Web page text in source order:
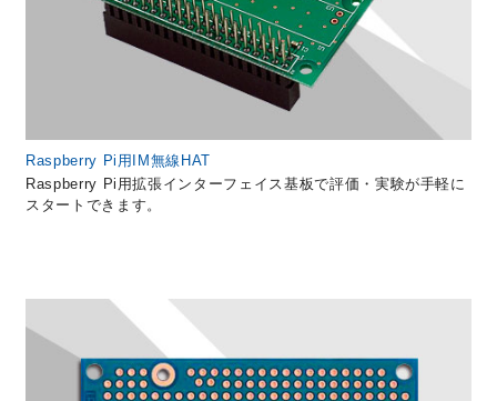
Raspberry Pi用IM無線HAT
Raspberry Pi用拡張インターフェイス基板で評価・実験が手軽に
スタートできます。